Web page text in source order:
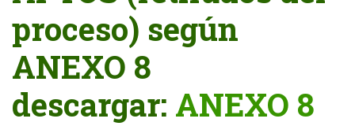
proceso) según
ANEXO 8
descargar: ANEXO 8